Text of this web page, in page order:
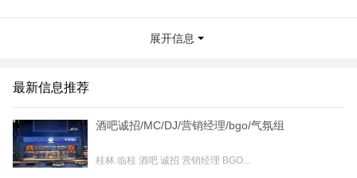
展开信息
最新信息推荐
酒吧诚招/MC/DJ/营销经理/bgo/气氛组
桂林.临桂 酒吧 诚招 营销经理 BGO...